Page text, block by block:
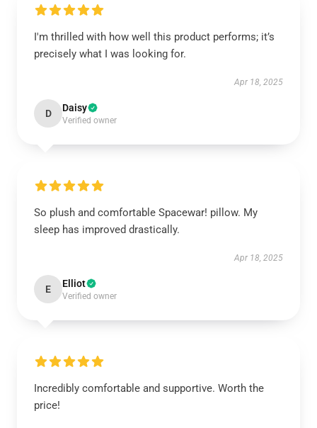
I'm thrilled with how well this product performs; it’s
precisely what I was looking for.
Apr 18, 2025
D Daisy
Verified owner
So plush and comfortable Spacewar! pillow. My
sleep has improved drastically.
Apr 18, 2025
E Elliot
Verified owner
Incredibly comfortable and supportive. Worth the
price!